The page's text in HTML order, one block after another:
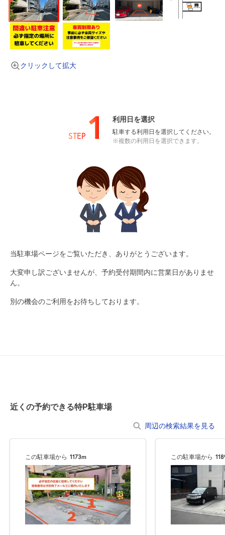
クリックして拡大
STEP 1 利用日を選択
駐車する利用日を選択してください。
※複数の利用日を選択できます。
当駐車場ページをご覧いただき、ありがとうございます。
大変申し訳ございませんが、予約受付期間内に営業日がありませ
ん。
別の機会のご利用をお待ちしております。
近くの予約できる特P駐車場
周辺の検索結果を見る
この駐車場から 1173m この駐車場から